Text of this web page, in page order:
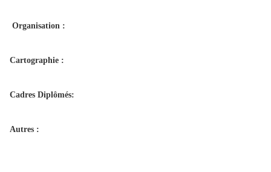
Organisation :
Cartographie :
Cadres Diplômés:
Autres :